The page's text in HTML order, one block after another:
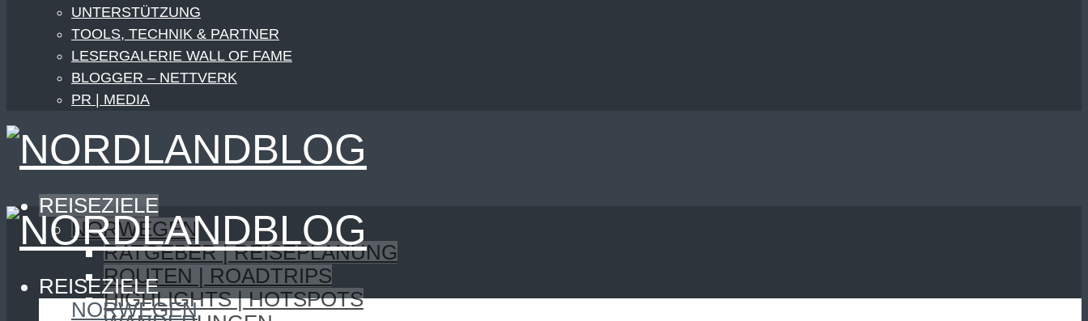
UNTERSTÜTZUNG
TOOLS, TECHNIK & PARTNER
LESERGALERIE WALL OF FAME
BLOGGER – NETTVERK
PR | MEDIA
REISEZIELE
NORWEGEN
RATGEBER | REISEPLANUNG
ROUTEN | ROADTRIPS
HIGHLIGHTS | HOTSPOTS
REISEZIELE
NORWEGEN